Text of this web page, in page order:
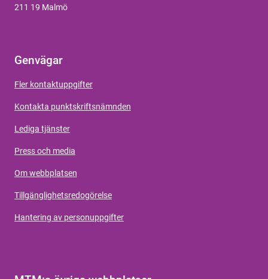
211 19 Malmö
Genvägar
Fler kontaktuppgifter
Kontakta punktskriftsnämnden
Lediga tjänster
Press och media
Om webbplatsen
Tillgänglighetsredogörelse
Hantering av personuppgifter